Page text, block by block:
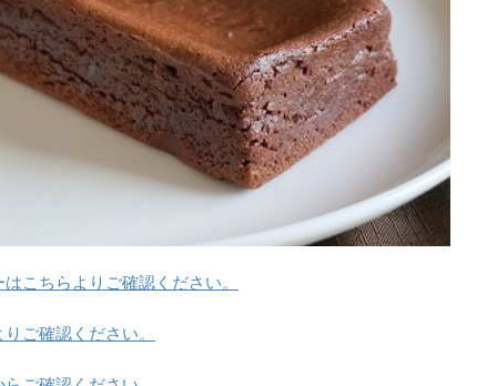
こちらよりご確認ください。
ご確認ください。